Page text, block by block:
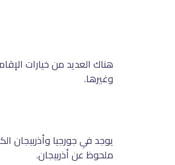
هناك العديد من خيارات
وغيرها.
يوجد في جورجيا وأذربيجان
ملحوظ عن أذربيجان.